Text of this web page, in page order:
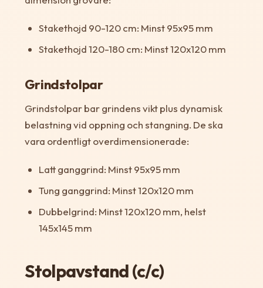
Stakethojd 90-120 cm: Minst 95x95 mm
Stakethojd 120-180 cm: Minst 120x120 mm
Grindstolpar
Grindstolpar bar grindens vikt plus dynamisk
belastning vid oppning och stangning. De ska
vara ordentligt overdimensionerade:
Latt ganggrind: Minst 95x95 mm
Tung ganggrind: Minst 120x120 mm
Dubbelgrind: Minst 120x120 mm, helst
145x145 mm
Stolpavstand (c/c)